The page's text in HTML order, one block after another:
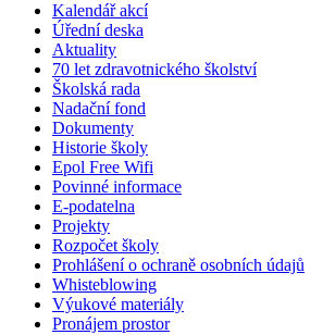
Kalendář akcí
Úřední deska
Aktuality
70 let zdravotnického školství
Školská rada
Nadační fond
Dokumenty
Historie školy
Epol Free Wifi
Povinné informace
E-podatelna
Projekty
Rozpočet školy
Prohlášení o ochraně osobních údajů
Whisteblowing
Výukové materiály
Pronájem prostor